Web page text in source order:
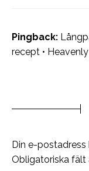
Pingback:
recept •
Din e-
Obligatoriska fält